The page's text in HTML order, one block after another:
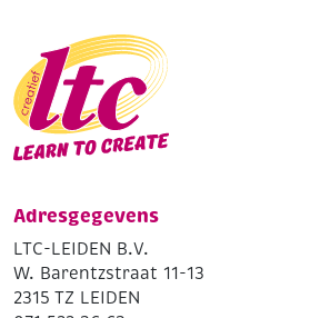
Adresgegevens
LTC-LEIDEN B.V.
W. Barentzstraat 11-13
2315 TZ LEIDEN